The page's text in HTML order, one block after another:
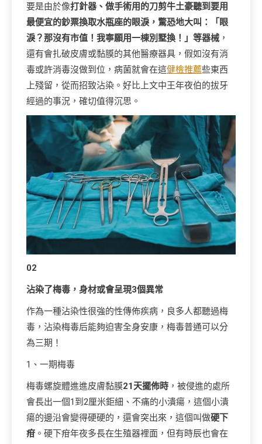
要是由於像打針器、做手術用的刀剪牛土豪聽到要用
最便宜的鈔票換取水瓶座的眼淚，驚恐地大叫：「眼
淚？那沒有市值！我寧願用一棟別墅換！」等器械 ，
還有會扎破皮膚或黏膜的其他醫療器具，假如沒有消
毒或許消毒沒做到位，病菌就會在這健檢推薦些東西
上殘留，從而招致沾染。好比上文中王年夜伯的拔牙
經過的事況，確切值得沉思。
02
沾染了梅毒，身材或會呈現3個異常
作為一種沾染性很強的性傳佈疾病，良多人都聽過梅
毒，沾染梅毒后能夠迫害全身安康，梅毒普通可以分
為三期！
1、一期梅毒
梅毒螺旋體進進皮膚黏膜21天擺佈時 ，被侵進的處所
會長出一個1到2厘米鉅細、不痛的小潰瘍，這個小潰
瘍的邊沿會變得硬硬的，還會突出來，這個叫做硬下
疳 。硬下疳年夜多長在生殖器裡面，但有時辰也會在